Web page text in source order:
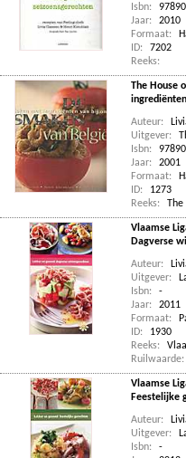
Isbn:
Jaar:
2010
Formaat:
ID:
7202
Reeks:
The House
Auteur:
Uitgever:
Isbn:
Jaar:
2001
Formaat:
ID:
1273
Reeks:
The
Vlaamse
Dagverse
Auteur:
Uitgever:
Isbn:
-
Jaar:
2011
Formaat:
ID:
1930
Reeks:
Ruilwaarde:
Vlaamse
Feestelijke
Auteur:
Uitgever:
Isbn:
-